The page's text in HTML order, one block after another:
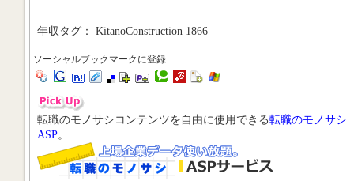
年収タグ： KitanoConstruction 1866
ソーシャルブックマークに登録
転職のモノサシコンテンツを自由に使用できる転職のモノサシ
ASP。